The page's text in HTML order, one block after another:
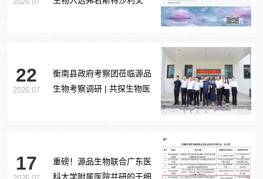
2026.07
22
2026.07
衡南县政府考察团莅临源品
生物考察调研 | 共探生物医
17
重磅！源品生物联合广东医
科大学附属医院共研的干细